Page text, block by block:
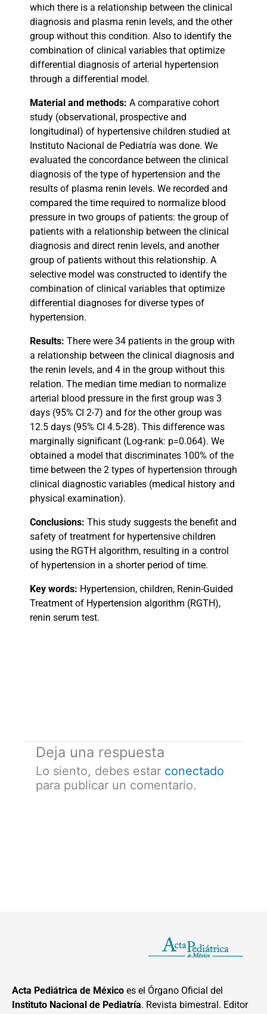
which there is a relationship between the clinical
diagnosis and plasma renin levels, and the other
group without this condition. Also to identify the
combination of clinical variables that optimize
differential diagnosis of arterial hypertension
through a differential model.
Material and methods: A comparative cohort
study (observational, prospective and
longitudinal) of hypertensive children studied at
Instituto Nacional de Pediatría was done. We
evaluated the concordance between the clinical
diagnosis of the type of hypertension and the
results of plasma renin levels. We recorded and
compared the time required to normalize blood
pressure in two groups of patients: the group of
patients with a relationship between the clinical
diagnosis and direct renin levels, and another
group of patients without this relationship. A
selective model was constructed to identify the
combination of clinical variables that optimize
differential diagnoses for diverse types of
hypertension.
Results: There were 34 patients in the group with
a relationship between the clinical diagnosis and
the renin levels, and 4 in the group without this
relation. The median time median to normalize
arterial blood pressure in the first group was 3
days (95% CI 2-7) and for the other group was
12.5 days (95% CI 4.5-28). This difference was
marginally significant (Log-rank: p=0.064). We
obtained a model that discriminates 100% of the
time between the 2 types of hypertension through
clinical diagnostic variables (medical history and
physical examination).
Conclusions: This study suggests the benefit and
safety of treatment for hypertensive children
using the RGTH algorithm, resulting in a control
of hypertension in a shorter period of time.
Key words: Hypertension, children, Renin-Guided
Treatment of Hypertension algorithm (RGTH),
renin serum test.
Deja una respuesta
Lo siento, debes estar conectado
para publicar un comentario.
Acta Pediátrica de México es el Órgano Oficial del
Instituto Nacional de Pediatría. Revista bimestral. Editor